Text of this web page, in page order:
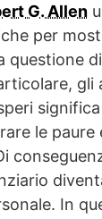
G. Allen
per
questione
gli
le
In